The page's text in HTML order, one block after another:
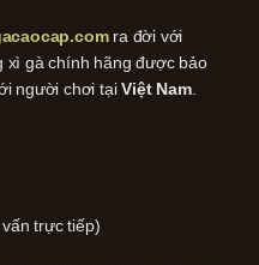
ra đời với
xì gà chính hãng được bảo
người chơi tạiViệt Nam.
trực tiếp)